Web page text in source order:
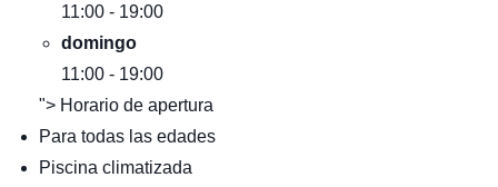
11:00 - 19:00
domingo
11:00 - 19:00
"> Horario de apertura
Para todas las edades
Piscina climatizada